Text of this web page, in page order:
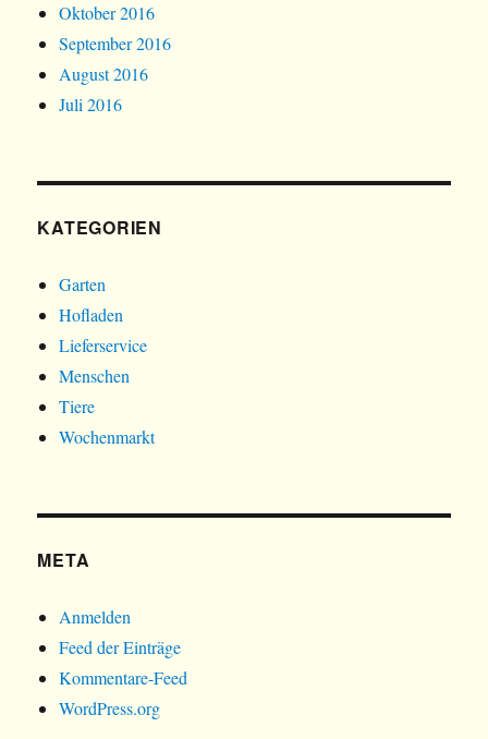
Oktober 2016
September 2016
August 2016
Juli 2016
KATEGORIEN
Garten
Hofladen
Lieferservice
Menschen
Tiere
Wochenmarkt
META
Anmelden
Feed der Einträge
Kommentare-Feed
WordPress.org